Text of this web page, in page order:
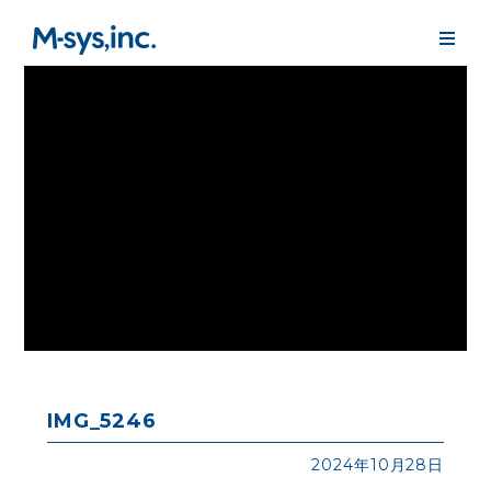
IMG_5246
2024年10月28日